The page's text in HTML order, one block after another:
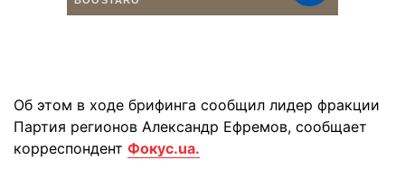
Об этом в ходе брифинга сообщил лидер фракции
Партия регионов Александр Ефремов, сообщает
корреспондент Фокус.ua.